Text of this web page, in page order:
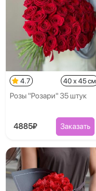
4.7 40 x 45 см
Розы "Розари" 35 штук
4885₽ Заказать